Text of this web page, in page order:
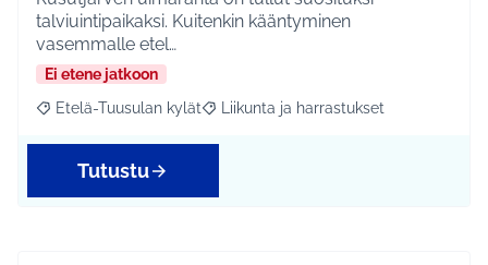
talviuintipaikaksi. Kuitenkin kääntyminen
vasemmalle etel…
Ei etene jatkoon
Rajaa tulokset aihepiirin mukaan: Etelä-Tuusulan kylät
Etelä-Tuusulan kylät Rajaa tulokset teeman mukaan:
Liikunta ja harrastukset
Tutustu